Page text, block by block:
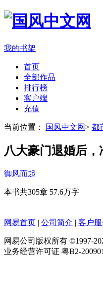
我的书架
首页
全部作品
排行榜
客户端
充值
当前位置： 国风中文网> 都
八大豪门退婚后
御风而起
本书共305章 57.6万字
网易首页 | 公司简介 | 客户
网易公司版权所有 ©1997-
业务经营许可证 粤B2-